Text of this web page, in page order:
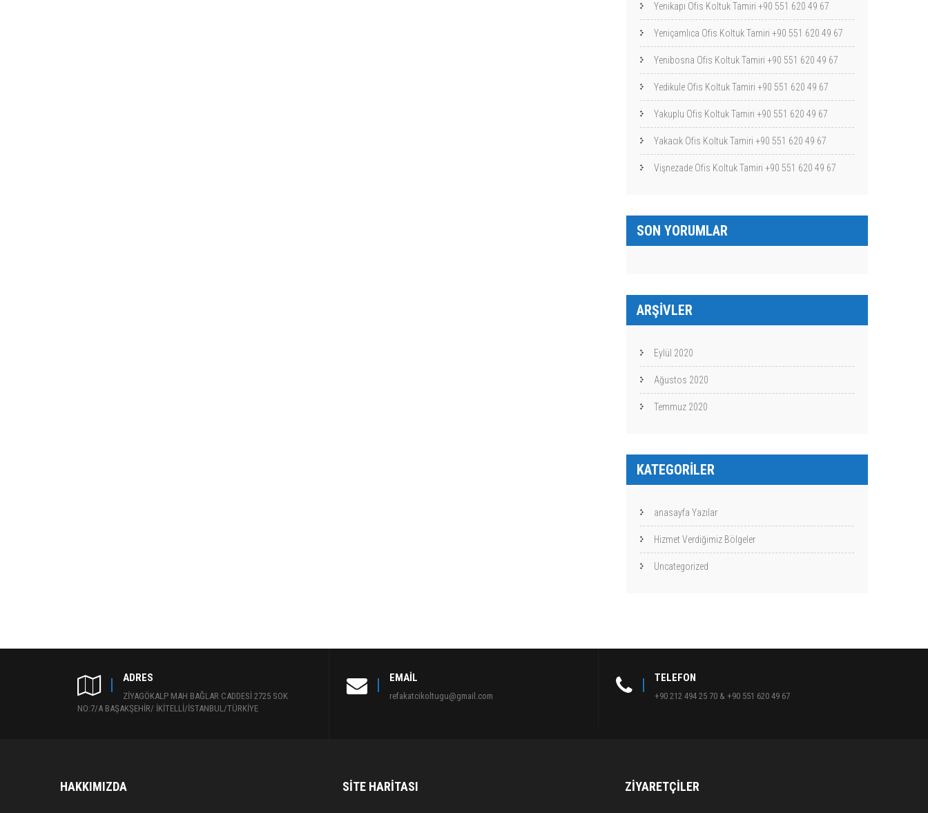
Yenikapı Ofis Koltuk Tamiri +90 551 620 49 67
Yeniçamlıca Ofis Koltuk Tamiri +90 551 620 49 67
Yenibosna Ofis Koltuk Tamiri +90 551 620 49 67
Yedikule Ofis Koltuk Tamiri +90 551 620 49 67
Yakuplu Ofis Koltuk Tamiri +90 551 620 49 67
Yakacık Ofis Koltuk Tamiri +90 551 620 49 67
Vişnezade Ofis Koltuk Tamiri +90 551 620 49 67
SON YORUMLAR
ARŞIVLER
Eylül 2020
Ağustos 2020
Temmuz 2020
KATEGORILER
anasayfa Yazılar
Hizmet Verdiğimiz Bölgeler
Uncategorized
ADRES
ZİYAGÖKALP MAH BAĞLAR CADDESİ 2725 SOK
NO:7/A BAŞAKŞEHİR/ İKİTELLİ/İSTANBUL/TÜRKİYE
EMAIL
refakatcikoltugu@gmail.com
TELEFON
+90 212 494 25 70 & +90 551 620 49 67
HAKKIMIZDA SITE HARITASI ZIYARETÇILER